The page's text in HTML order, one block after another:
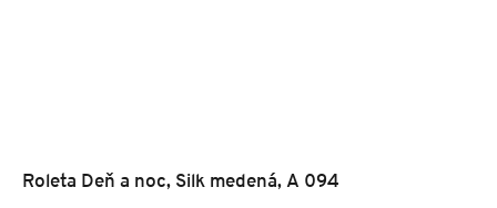
Roleta Deň a noc, Silk medená, A 094